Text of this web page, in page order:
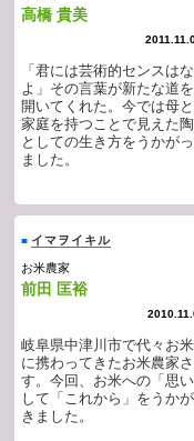
高橋 貴美
「君には芸術的センスは
よ」その言葉が新たな道
開いてくれた。今では母
家庭を持つことで見えた
としての生き方をうかが
ました。
■ イマヲイキル
お米農家
前田 匡裕
岐阜県中津川市で代々お
に携わってきたお米農家
す。今回、お米への「思
して「これから」をうか
きました。